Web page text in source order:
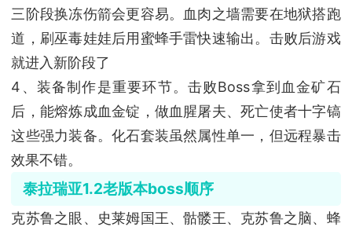
三阶段换冻伤箭会更容易。血肉之墙需要在地狱搭跑
道，刷巫毒娃娃后用蜜蜂手雷快速输出。击败后游戏
就进入新阶段了
4、装备制作是重要环节。击败Boss拿到血金矿石
后，能熔炼成血金锭，做血腥屠夫、死亡使者十字镐
这些强力装备。化石套装虽然属性单一，但远程暴击
效果不错。
泰拉瑞亚1.2老版本boss顺序
克苏鲁之眼、史莱姆国王、骷髅王、克苏鲁之脑、蜂